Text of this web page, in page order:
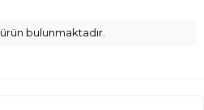
ürün bulunmaktadır.